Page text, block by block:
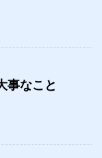
事なこと